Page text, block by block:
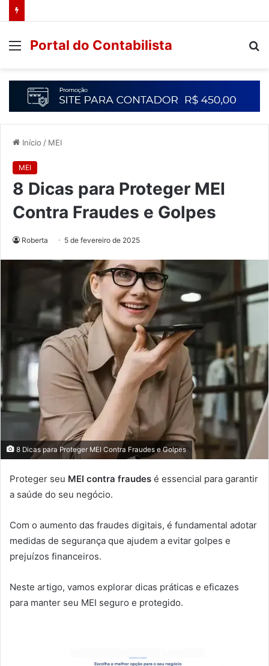
Portal do Contabilista
Início / MEI
MEI
8 Dicas para Proteger MEI
Contra Fraudes e Golpes
Roberta 5 de fevereiro de 2025
8 Dicas para Proteger MEI Contra Fraudes e Golpes
Proteger seu MEI contra fraudes é essencial para garantir
a saúde do seu negócio.
Com o aumento das fraudes digitais, é fundamental adotar
medidas de segurança que ajudem a evitar golpes e
prejuízos financeiros.
Neste artigo, vamos explorar dicas práticas e eficazes
para manter seu MEI seguro e protegido.